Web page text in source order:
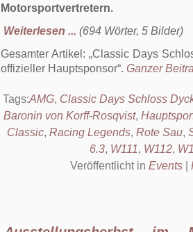
Motorsportvertretern.
Weiterlesen ... (694 Wörter, 5 Bilder)
Gesamter Artikel: Classic Days
offizieller Hauptsponsor . Ganzer
Tags:AMG, Classic Days Schloss
Baronin von Korff-Rosqvist,
Classic, Racing Legends, Rote Sau,
6.3, W111, W112,
Veröffentlicht in Events